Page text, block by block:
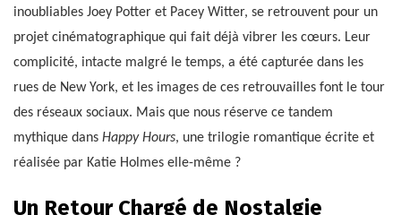
inoubliables Joey Potter et Pacey Witter, se retrouvent pour un
projet cinématographique qui fait déjà vibrer les cœurs. Leur
complicité, intacte malgré le temps, a été capturée dans les
rues de New York, et les images de ces retrouvailles font le tour
des réseaux sociaux. Mais que nous réserve ce tandem
mythique dans Happy Hours, une trilogie romantique écrite et
réalisée par Katie Holmes elle-même ?
Un Retour Chargé de Nostalgie